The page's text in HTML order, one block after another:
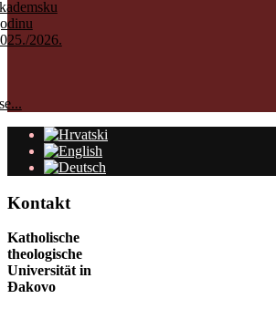
2026.
Kontakt
Katholische
theologische
Universität in
Đakovo